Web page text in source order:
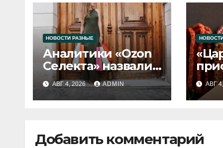
НОВОСТИ РАЗНЫЕ
Аналитики «Ozon
Селекта» назвали
fashion-тренды
2026 года
АВГ 4, 2026 ADMIN АВГ
Добавить комментарий